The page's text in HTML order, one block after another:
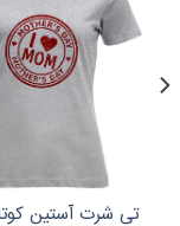
تی شرت آستین